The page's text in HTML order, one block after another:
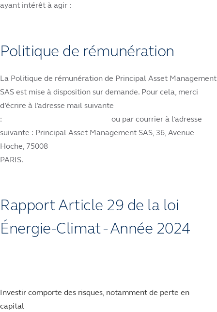
ayant intérêt à agir :
Politique de rémunération
La Politique de rémunération de Principal Asset Management
SAS est mise à disposition sur demande. Pour cela, merci
d’écrire à l’adresse mail suivante
:
ou par courrier à l’adresse
suivante : Principal Asset Management SAS, 36, Avenue
Hoche, 75008
PARIS.
Rapport Article 29 de la loi
Énergie-Climat - Année 2024
Investir comporte des risques, notamment de perte en
capital